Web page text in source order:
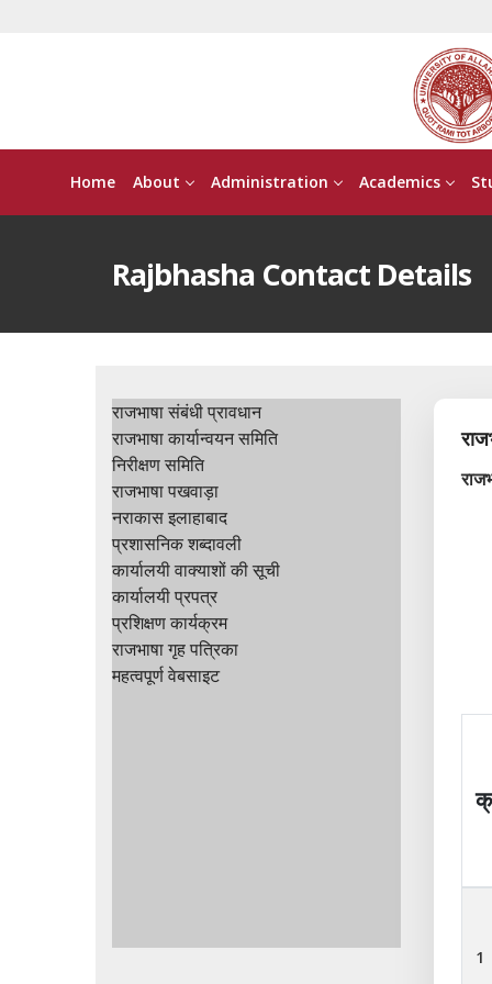
Home About Administration Academics
Rajbhasha Contact Details
राजभाषा संबंधी प्रावधान
राजभाषा कार्यान्वयन समिति
निरीक्षण समिति
राजभाषा पखवाड़ा
नराकास इलाहाबाद
प्रशासनिक शब्दावली
कार्यालयी वाक्याशों की सूची
कार्यालयी प्रपत्र
प्रशिक्षण कार्यक्रम
राजभाषा गृह पत्रिका
महत्वपूर्ण वेबसाइट
1